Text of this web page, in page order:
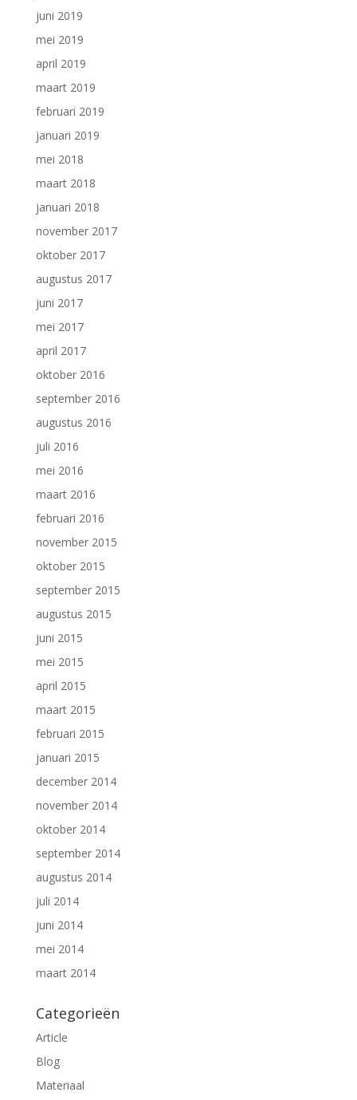
juni 2019
mei 2019
april 2019
maart 2019
februari 2019
januari 2019
mei 2018
maart 2018
januari 2018
november 2017
oktober 2017
augustus 2017
juni 2017
mei 2017
april 2017
oktober 2016
september 2016
augustus 2016
juli 2016
mei 2016
maart 2016
februari 2016
november 2015
oktober 2015
september 2015
augustus 2015
juni 2015
mei 2015
april 2015
maart 2015
februari 2015
januari 2015
december 2014
november 2014
oktober 2014
september 2014
augustus 2014
juli 2014
juni 2014
mei 2014
maart 2014
Categorieën
Article
Blog
Materiaal